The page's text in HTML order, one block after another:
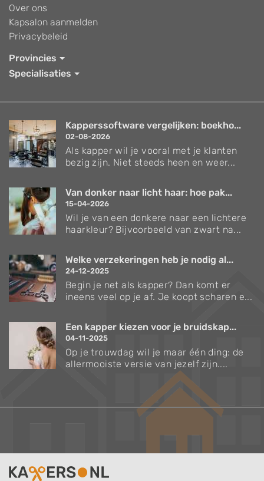
Over ons
Kapsalon aanmelden
Privacybeleid
Provincies
Specialisaties
Kapperssoftware vergelijken: boekho...
02-08-2026
Als kapper wil je vooral met je klanten
bezig zijn. Niet steeds heen en weer...
Van donker naar licht haar: hoe pak...
15-04-2026
Wil je van een donkere naar een lichtere
haarkleur? Bijvoorbeeld van zwart na...
Welke verzekeringen heb je nodig al...
24-12-2025
Begin je net als kapper? Dan komt er
ineens veel op je af. Je koopt scharen e...
Een kapper kiezen voor je bruidskap...
04-11-2025
Op je trouwdag wil je maar één ding: de
allermooiste versie van jezelf zijn....